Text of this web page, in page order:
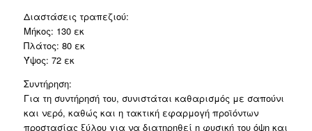
Διαστάσεις τραπεζιού:
Μήκος: 130 εκ
Πλάτος: 80 εκ
Ύψος: 72 εκ
Συντήρηση:
Για τη συντήρησή του, συνιστάται καθαρισμός με σαπούνι
και νερό, καθώς και η τακτική εφαρμογή προϊόντων
προστασίας ξύλου για να διατηρηθεί η φυσική του όψη και